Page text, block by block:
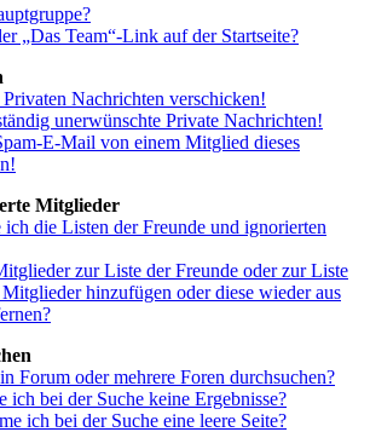
„Das Team“-Link auf der Startseite?
Nachrichten verschicken!
unerwünschte Private Nachrichten!
E-Mail von einem Mitglied dieses
Mitglieder
ich die Listen der Freunde und ignorierten
zur Liste der Freunde oder zur Liste
hinzufügen oder diese wieder aus
Forum oder mehrere Foren durchsuchen?
ich bei der Suche keine Ergebnisse?
ich bei der Suche eine leere Seite?